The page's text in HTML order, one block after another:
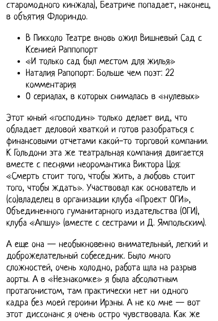
старомодного кинжала), Беатриче попадает, наконец,
в объятия Флориндо.
В Пикколо Театре вновь ожил Вишневый Сад с
Ксенией Раппопорт
«И только сад был местом для жилья»
Наталия Рапопорт: Больше чем поэт: 22
комментария
О сериалах, в которых снималась в «нулевых»
Этот юный «господин» только делает вид, что
обладает деловой хваткой и готов разобраться с
финансовыми отчетами какой-то торговой компании.
К Гольдони эта же театральная компания двигается
вместе с песнями неоромантика Виктора Цоя:
«Смерть стоит того, чтобы жить, а любовь стоит
того, чтобы ждать». Участвовал как основатель и
(со)владелец в организации клуба «Проект ОГИ»,
Объединенного гуманитарного издательства (ОГИ),
клуба «Апшу» (вместе с сестрами и Д. Ямпольским).
А еще она — необыкновенно внимательный, легкий и
доброжелательный собеседник. Было много
сложностей, очень холодно, работа шла на разрыв
аорты. А в «Незнакомке» я была абсолютным
протагонистом, там практически нет ни одного
кадра без моей героини Ирэны. А не ко мне — вот
этот диссонанс я очень остро чувствовала. Как же